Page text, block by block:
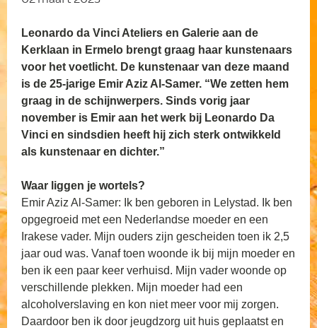
Leonardo da Vinci Ateliers en Galerie aan de
Kerklaan in Ermelo brengt graag haar kunstenaars
voor het voetlicht. De kunstenaar van deze maand
is de 25-jarige Emir Aziz Al-Samer. “We zetten hem
graag in de schijnwerpers. Sinds vorig jaar
november is Emir aan het werk bij Leonardo Da
Vinci en sindsdien heeft hij zich sterk ontwikkeld
als kunstenaar en dichter.”
Waar liggen je wortels?
Emir Aziz Al-Samer: Ik ben geboren in Lelystad. Ik ben
opgegroeid met een Nederlandse moeder en een
Irakese vader. Mijn ouders zijn gescheiden toen ik 2,5
jaar oud was. Vanaf toen woonde ik bij mijn moeder en
ben ik een paar keer verhuisd. Mijn vader woonde op
verschillende plekken. Mijn moeder had een
alcoholverslaving en kon niet meer voor mij zorgen.
Daardoor ben ik door jeugdzorg uit huis geplaatst en